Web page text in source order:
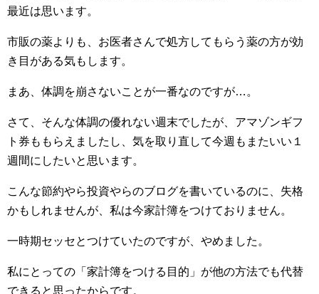
最近は思います。
市販の薬よりも、お医者さんで処方してもらう薬の方が効
き目がある気もします。
まあ、体調を崩さないことが一番なのですが…。
さて、そんな体調の優れない週末でしたが、アマゾンギフ
ト券ももらえましたし、気を取り直して今週もまたいい１
週間にしたいと思います。
こんな節約やら投資やらのブログを書いているのに、失格
かもしれませんが、私は今家計簿をつけておりません。
一時期セッセとつけていたのですが、やめました。
私にとっての「家計簿をつける目的」が他の方法でも代替
できると思ったからです。